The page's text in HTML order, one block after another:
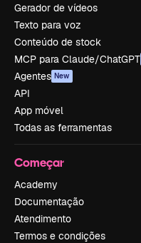
Gerador de vídeos
Texto para voz
Conteúdo de stock
MCP para Claude/ChatGPT
Agentes New
API
App móvel
Todas as ferramentas
Começar
Academy
Documentação
Atendimento
Termos e condições